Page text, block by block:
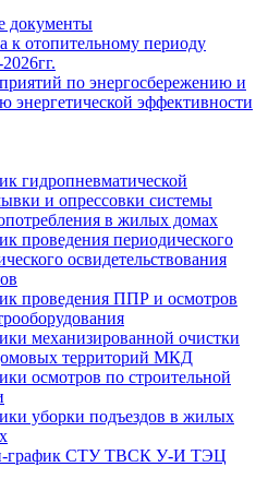
документы
к отопительному периоду
по энергосбережению и
эффективности
гидропневматической
и опрессовки системы
в жилых домах
проведения периодического
освидетельствования
проведения ППР и осмотров
механизированной очистки
территорий МКД
осмотров по строительной
уборки подъездов в жилых
график СТУ ТВСК У-И ТЭЦ